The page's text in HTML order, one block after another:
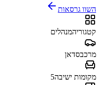
השוו גרסאות
קטגוריהמנהלים
מרכבסדאן
מקומות ישיבה5